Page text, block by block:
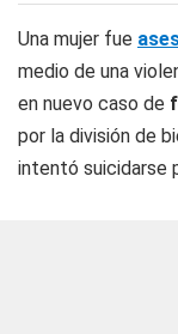
Una mujer fue
medio de una
en nuevo caso de
por la división de
intentó suicidarse